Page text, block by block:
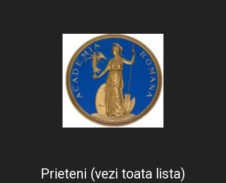
Prieteni (vezi toata lista)